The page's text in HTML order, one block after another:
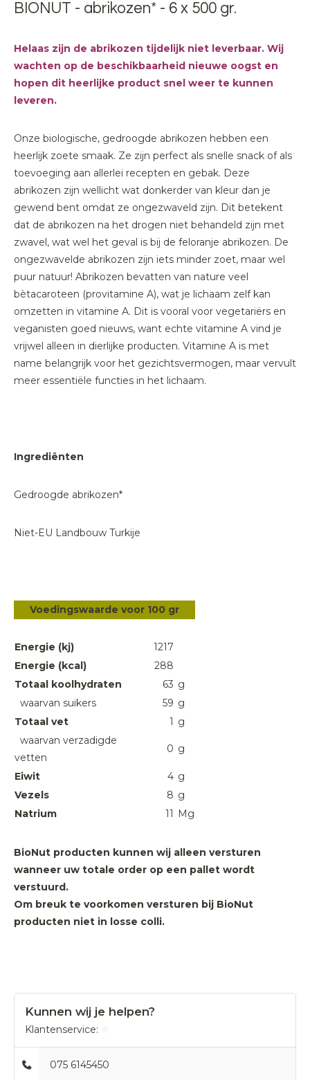
BIONUT - abrikozen* - 6 x 500 gr.
Helaas zijn de abrikozen tijdelijk niet leverbaar. Wij
wachten op de beschikbaarheid nieuwe oogst en
hopen dit heerlijke product snel weer te kunnen
leveren.
Onze biologische, gedroogde abrikozen hebben een
heerlijk zoete smaak. Ze zijn perfect als snelle snack of als
toevoeging aan allerlei recepten en gebak. Deze
abrikozen zijn wellicht wat donkerder van kleur dan je
gewend bent omdat ze ongezwaveld zijn. Dit betekent
dat de abrikozen na het drogen niet behandeld zijn met
zwavel, wat wel het geval is bij de feloranje abrikozen. De
ongezwavelde abrikozen zijn iets minder zoet, maar wel
puur natuur! Abrikozen bevatten van nature veel
bètacaroteen (provitamine A), wat je lichaam zelf kan
omzetten in vitamine A. Dit is vooral voor vegetariërs en
veganisten goed nieuws, want echte vitamine A vind je
vrijwel alleen in dierlijke producten. Vitamine A is met
name belangrijk voor het gezichtsvermogen, maar vervult
meer essentiële functies in het lichaam.
Ingrediënten
Gedroogde abrikozen*
Niet-EU Landbouw Turkije
Voedingswaarde voor 100 gr
Energie (kj)
1217
Energie (kcal)
288
Totaal koolhydraten
63 g
waarvan suikers
59 g
Totaal vet
1 g
waarvan verzadigde
vetten
0 g
Eiwit 4 g
Vezels
8 g
Natrium
11 Mg
BioNut producten kunnen wij alleen versturen
wanneer uw totale order op een pallet wordt
verstuurd.
Om breuk te voorkomen versturen bij BioNut
producten niet in losse colli.
Kunnen wij je helpen?
Klantenservice:
075 6145450